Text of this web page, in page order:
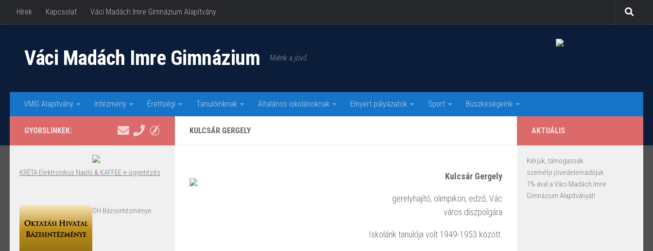
Skip to content
Hírek Kapcsolat Váci Madách Imre Gimnázium Alapítvány
Váci Madách Imre Gimnázium Miénk a jövő
VMIG Alapítvány Intézmény Érettségi Tanulóinknak Általános iskolásoknak Elnyert pályázatok Sport Büszkeségeink
KULCSÁR GERGELY
Kulcsár Gergely
gerelyhajító, olimpikon, edző, Vác
város díszpolgára
Iskolánk tanulója volt 1949-1953 között.
GYORSLINKEK:
KRÉTA Elektronikus Napló & KAFFEE e-ügyintézés
OH Bázisintézménye
AKTUÁLIS
Kérjük, támogassák
személyi jövedelemadójuk
1%-ával a Váci Madách Imre
Gimnázium Alapítványát!